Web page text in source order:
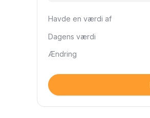
Havde en værdi af
Dagens værdi
Ændring